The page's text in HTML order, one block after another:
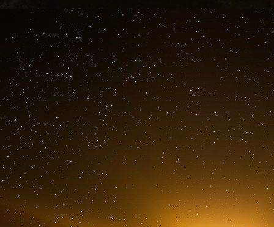
nations de l’Europe.
Selon les lobbyistes bruxellois, partisans de
Draghi, les deux solutions sont à envisager
Geopolintel juillet 2024